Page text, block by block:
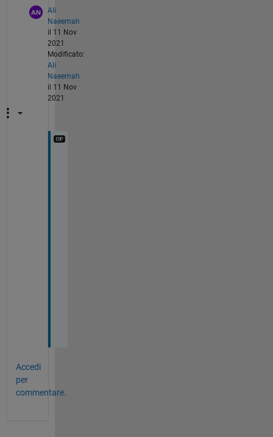
Ali
Naeemah
il 11 Nov
2021
Modificato:
Ali
Naeemah
il 11 Nov
2021
Accedi
per
commentare.